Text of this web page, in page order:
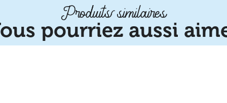
Produits similaires
pourriez aussi